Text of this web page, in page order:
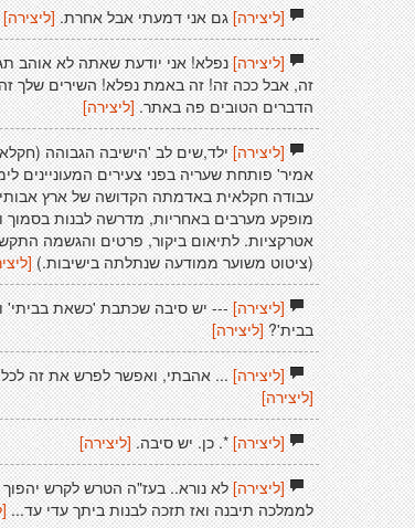
[ליצירה]גם אני דמעתי אבל אחרת. [ליצירה]
[ליצירה]נפלא! אני יודעת שאתה לא אוהב
זה, אבל ככה זה! זה באמת נפלא! השירים שלך
הדברים הטובים פה באתר. [ליצירה]
[ליצירה]ילד,שים לב 'הישיבה הגבוהה
אמיר' פותחת שעריה בפני צעירים המעוניינים
עבודה חקלאית באדמתה הקדושה של ארץ
מופקע מערבים באחריות, מדרשה לבנות בסמוך
אטרקציות. לתיאום ביקור, פרטים והגשמה
(ציטוט משוער ממודעה שנתלתה בישיבות.)
[ליצירה]--- יש סיבה שכתבת 'כשאת בביתי'
בבית'? [ליצירה]
[ליצירה]... אהבתי, ואפשר לפרש את זה לכל
[ליצירה]
[ליצירה]*. כן. יש סיבה. [ליצירה]
[ליצירה]לא נורא.. בעז"ה הטרש לקרש יהפוך
לממלכה תיבנה ואז תזכה לבנות ביתך עדי עד...